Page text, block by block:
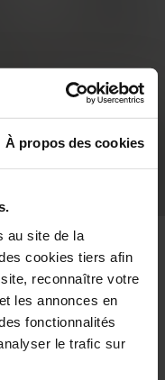
À propos des cookies
au site de la
cookies tiers afin
reconnaître votre
les annonces en
fonctionnalités
le trafic sur